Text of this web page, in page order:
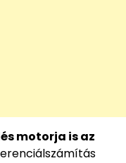
motorja is az